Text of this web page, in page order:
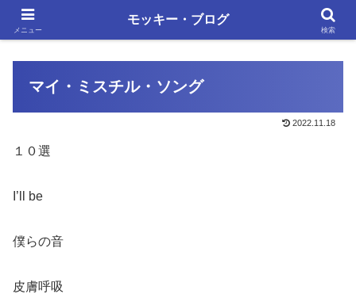
単調な日々にも、いろいろあります
マイ・ミスチル・ソング
2022.11.18
１０選
I’ll be
僕らの音
皮膚呼吸
メニュー
モッキー・ブログ
検索